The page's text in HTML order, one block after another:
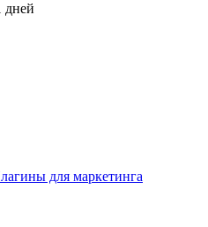
дней
для маркетинга